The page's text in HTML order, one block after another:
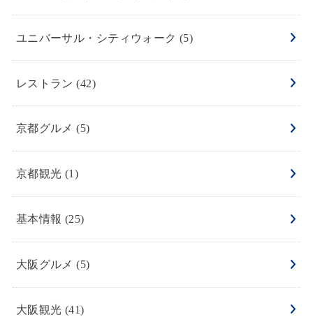
ユニバーサル・シティウォーク(5)
レストラン(42)
京都グルメ(5)
京都観光 (1)
基本情報 (25)
大阪グルメ(5)
大阪観光 (41)